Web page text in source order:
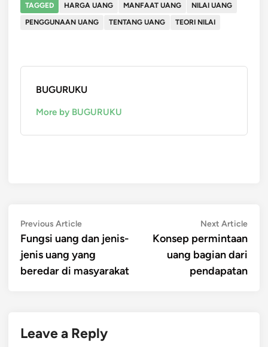
TAGGED HARGA UANG MANFAAT UANG
NILAI UANG
PENGGUNAAN UANG
TENTANG UANG TEORI NILAI
BUGURUKU
More by BUGURUKU
Post
navigation
Previous ArticlePrevious
article:
Fungsi uang dan jenis-
jenis uang yang
beredar di masyarakat
Next ArticleNext
Konsep permintaan
uang bagian dari
pendapatan
Leave a Reply